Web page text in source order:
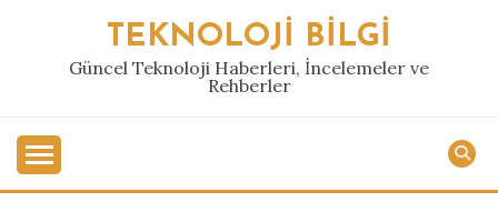
TEKNOLOJI BILGI
Güncel Teknoloji Haberleri, İncelemeler ve
Rehberler